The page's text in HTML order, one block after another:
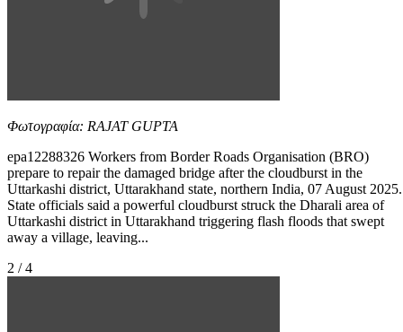
Φωτογραφία: RAJAT GUPTA
epa12288326 Workers from Border Roads Organisation (BRO)
prepare to repair the damaged bridge after the cloudburst in the
Uttarkashi district, Uttarakhand state, northern India, 07 August 2025.
State officials said a powerful cloudburst struck the Dharali area of
Uttarkashi district in Uttarakhand triggering flash floods that swept
away a village, leaving...
2 / 4